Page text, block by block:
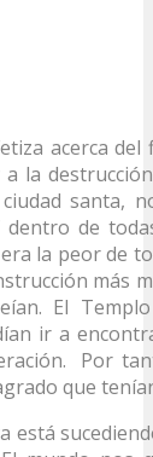
acerca
la
santa,
de
la peor de
más
El
ir a
Por
que